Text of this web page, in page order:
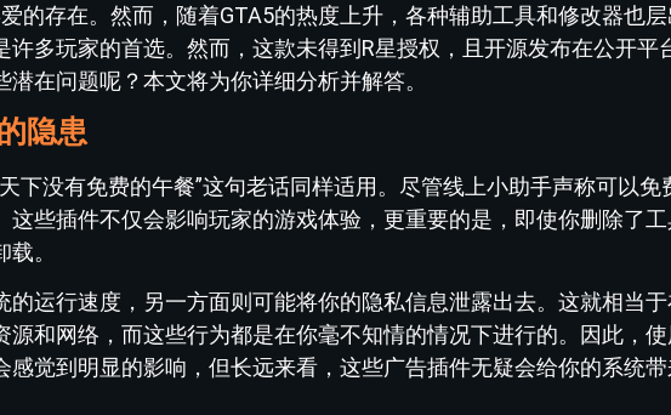
的存在。然而，随着GTA5的热度上升，各种辅助工具和修改器也
多玩家的首选。然而，这款未得到R星授权，且开源发布在公开平
在问题呢？本文将为你详细分析并解答。
隐患
下没有免费的午餐”这句老话同样适用。尽管线上小助手声称可以免
这些插件不仅会影响玩家的游戏体验，更重要的是，即使你删除了
。
的运行速度，另一方面则可能将你的隐私信息泄露出去。这就相当
和网络，而这些行为都是在你毫不知情的情况下进行的。因此，
觉到明显的影响，但长远来看，这些广告插件无疑会给你的系统带